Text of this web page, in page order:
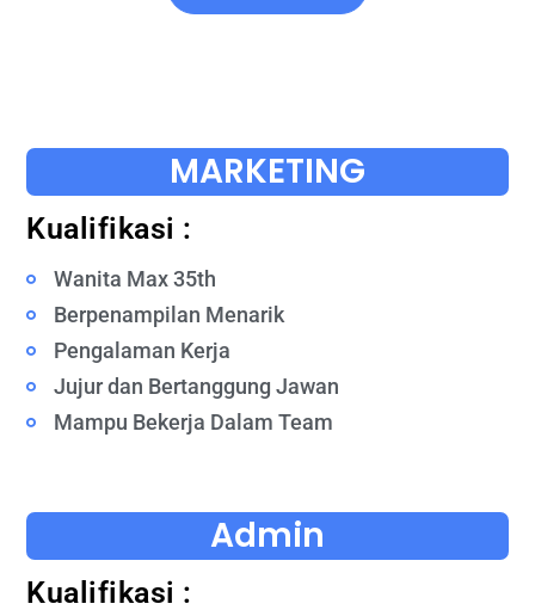
MARKETING
Kualifikasi :
Wanita Max 35th
Berpenampilan Menarik
Pengalaman Kerja
Jujur dan Bertanggung Jawan
Mampu Bekerja Dalam Team
Admin
Kualifikasi :